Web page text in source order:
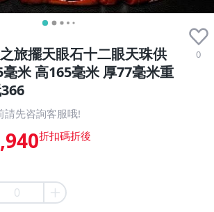
旅擺天眼石十二眼天珠供
米 高165毫米 厚77毫米重
0
請先咨詢客服哦!